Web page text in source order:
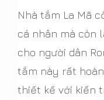
Nhà tắm La Mã
cá nhân mà còn
cho người dân
tắm này rất
thiết kế với kiến